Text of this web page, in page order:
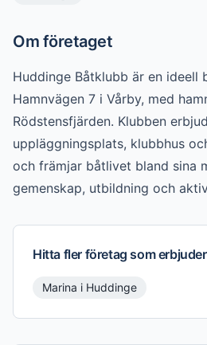
Om företaget
Huddinge Båtklubb är en ideell
Hamnvägen 7 i Vårby, med
Rödstensfjärden. Klubben
uppläggningsplats, klubbhus
och främjar båtlivet bland sina
gemenskap, utbildning och
Hitta fler företag som
Marina i Huddinge